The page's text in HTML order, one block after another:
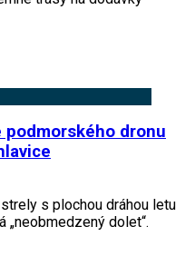
dronu
s plochou dráhou letu
„neobmedzený dolet“.